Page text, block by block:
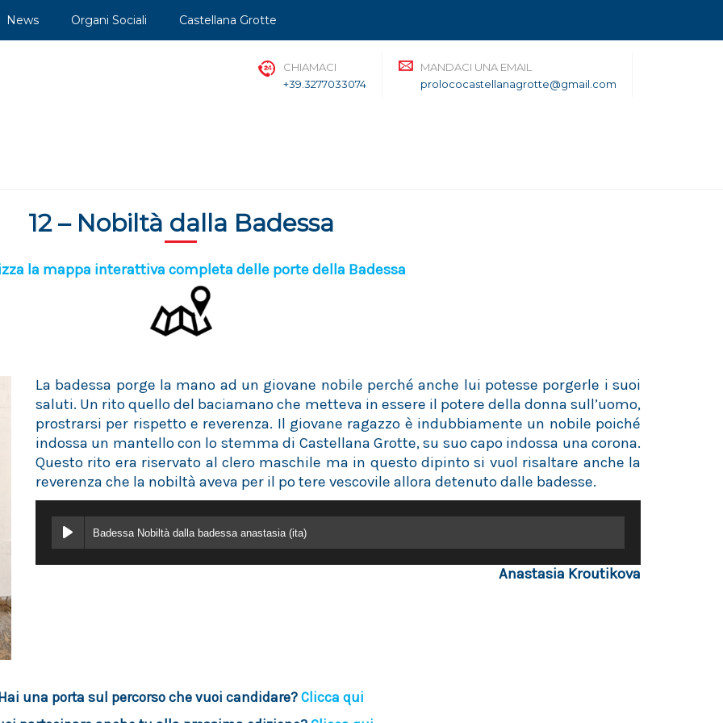
News Organi Sociali Castellana Grotte
CHIAMACI
+39.3277033074
MANDACI UNA EMAIL
prolococastellanagrotte@gmail.com
12 – Nobiltà dalla Badessa
la mappa interattiva completa delle porte della Badessa
La badessa porge la mano ad un giovane nobile perché anche lui potesse porgerle i suoi
saluti. Un rito quello del baciamano che metteva in essere il potere della donna sull’uomo,
prostrarsi per rispetto e reverenza. Il giovane ragazzo è indubbiamente un nobile poiché
indossa un mantello con lo stemma di Castellana Grotte, su suo capo indossa una corona.
Questo rito era riservato al clero maschile ma in questo dipinto si vuol risaltare anche la
reverenza che la nobiltà aveva per il po tere vescovile allora detenuto dalle badesse.
Badessa Nobiltà dalla badessa anastasia (ita)
Anastasia Kroutikova
Hai una porta sul percorso che vuoi candidare? Clicca qui